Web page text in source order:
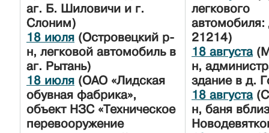
аг. Б. Шиловичи и г.
Слоним)
18 июля (Островецкий р-
н, легковой автомобиль в
аг. Рытань)
18 июля (ОАО «Лидская
обувная фабрика»,
объект НЗС «Техническое
перевооружение
легкового
21214)
18 августа
н,
здание в д.
18 августа
н, баня